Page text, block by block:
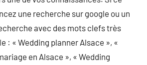
une recherche sur google ou un
avec des mots clefs très
: « Wedding planner Alsace », «
en Alsace », « Wedding